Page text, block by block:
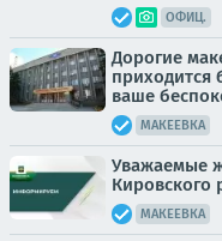
ОФИЦ.
Дорогие
приходится
ваше
МАКЕЕВКА
Уважаемые
Кировского
МАКЕЕВКА